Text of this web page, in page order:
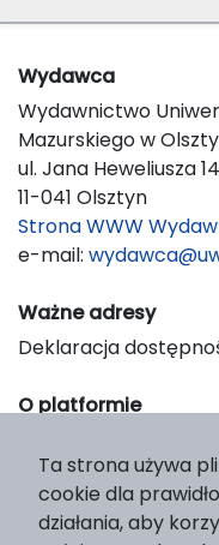
Wydawca
Wydawnictwo
Mazurskiego w
ul. Jana Heweliusza 14
11-041 Olsztyn
Strona WWW
e-mail:
Ważne adresy
Deklaracja
O platformie
Support &
Platform &
Ta strona używa
cookie dla
działania, aby